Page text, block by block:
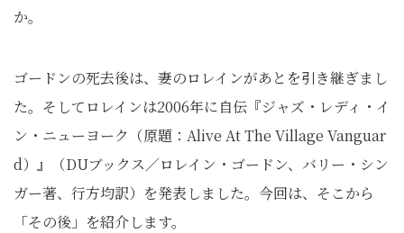
か。
ゴードンの死去後は、妻のロレインがあとを引き継ぎまし
た。そしてロレインは2006年に自伝『ジャズ・レディ・イ
ン・ニューヨーク（原題：Alive At The Village Vanguar
d）』（DUブックス／ロレイン・ゴードン、バリー・シン
ガー著、行方均訳）を発表しました。今回は、そこから
「その後」を紹介します。